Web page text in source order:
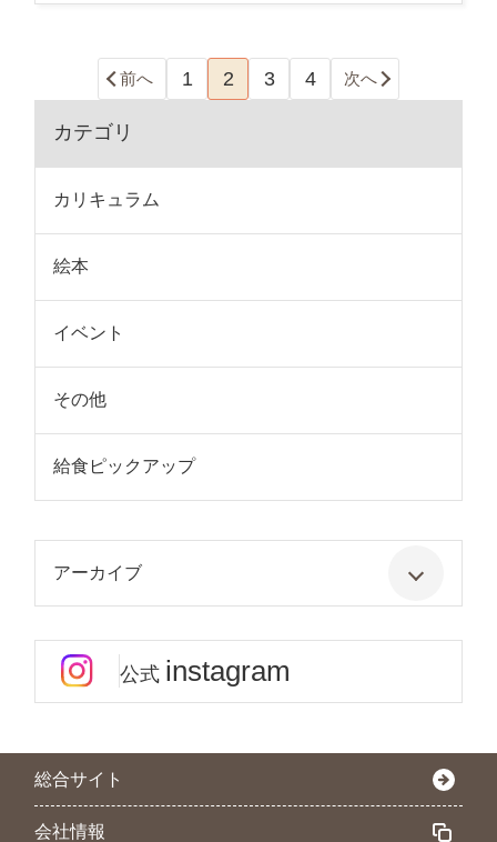
前へ 1 2 3 4 次へ
カテゴリ
カリキュラム
絵本
イベント
その他
給食ピックアップ
アーカイブ
公式 instagram
総合サイト
会社情報